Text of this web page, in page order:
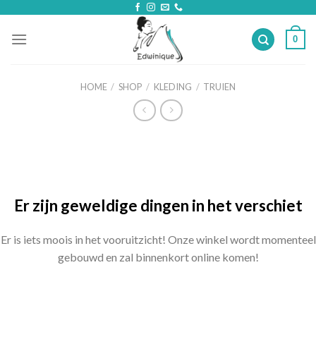
content
0
HOME / SHOP / KLEDING / TRUIEN
Er zijn geweldige dingen in het verschiet
Er is iets moois in het vooruitzicht! Onze winkel wordt momenteel
gebouwd en zal binnenkort online komen!